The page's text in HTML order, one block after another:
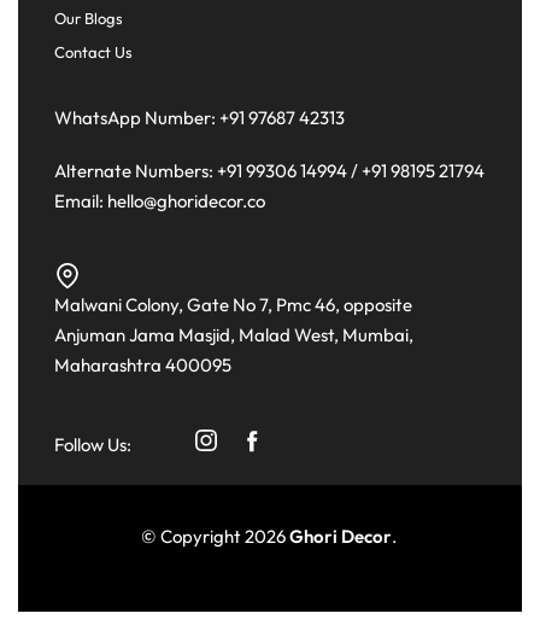
Our Blogs
Contact Us
WhatsApp Number: +91 97687 42313
Alternate Numbers: +91 99306 14994/ +91 98195 21794
Email: hello@ghoridecor.co
Malwani Colony, Gate No 7, Pmc 46, opposite
Anjuman Jama Masjid, Malad West, Mumbai,
Maharashtra 400095
Follow Us:
© Copyright 2026Ghori Decor.